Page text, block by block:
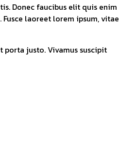
Donec faucibus elit quis enim
laoreet lorem ipsum, vitae
porta justo. Vivamus suscipit